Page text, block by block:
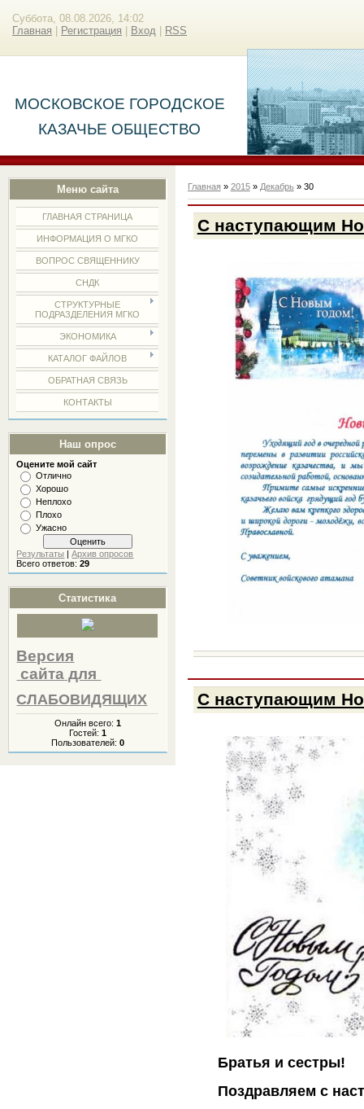
Суббота, 08.08.2026, 14:02
Главная
Регистрация Вход RSS
МОСКОВСКОЕ ГОРОДСКОЕ
КАЗАЧЬЕ ОБЩЕСТВО
Меню сайта
ГЛАВНАЯ СТРАНИЦА
ИНФОРМАЦИЯ О МГКО
ВОПРОС СВЯЩЕННИКУ
СНДК
СТРУКТУРНЫЕ
ПОДРАЗДЕЛЕНИЯ МГКО
ЭКОНОМИКА
КАТАЛОГ ФАЙЛОВ
ОБРАТНАЯ СВЯЗЬ
КОНТАКТЫ
Наш опрос
Оцените мой сайт
Отлично
Хорошо
Неплохо
Плохо
Ужасно
Результаты |Архив опросов
Всего ответов:29
Статистика
Версия
сайта для
СЛАБОВИДЯЩИХ
Онлайн всего: 1
Гостей: 1
Пользователей: 0
Главная » 2015 » Декабрь » 30
С наступающим
С наступающим
Братья и сестры!
Поздравляем с